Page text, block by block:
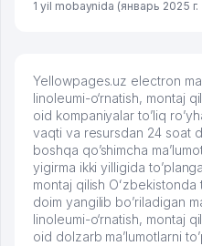
1 yil mobaynida (январь 2025
Yellowpages.uz electron
linoleumi-o‘rnatish, montaj
oid kompaniyalar to’liq
vaqti va resursdan 24 soat
boshqa qo’shimcha
yigirma ikki yilligida
montaj qilish
doim yangilib bo’riladigan
linoleumi-o‘rnatish, montaj
oid dolzarb ma’lumotlarni